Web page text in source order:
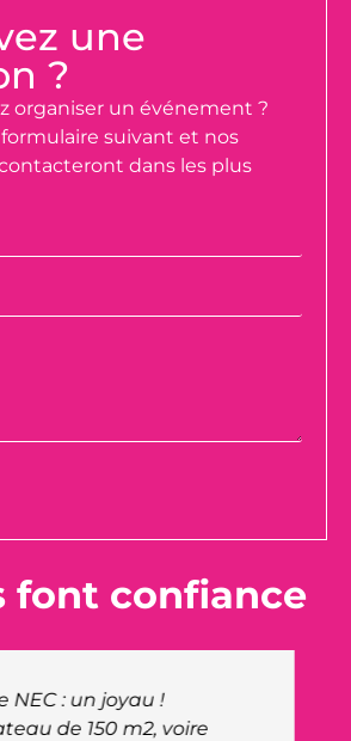
font confiance
du NEC nous a offert à nous
ainsi qu'aux artistes un
une
?
organiser un événement ?
suivant et nos
dans les plus